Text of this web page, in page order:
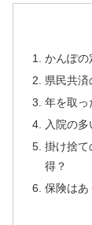
かんぽの
県民共
年を取っ
入院の多
掛け捨て
得？
保険はあ